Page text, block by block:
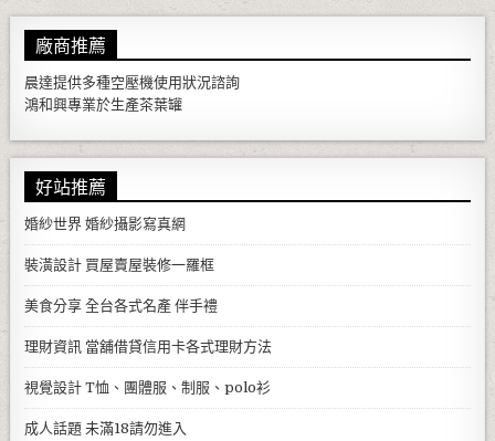
廠商推薦
晨達提供多種空壓機使用狀況諮詢
鴻和興專業於生產茶葉罐
好站推薦
婚紗世界 婚紗攝影寫真網
裝潢設計 買屋賣屋裝修一羅框
美食分享 全台各式名產 伴手禮
理財資訊 當舖借貸信用卡各式理財方法
視覺設計 T恤、團體服、制服、polo衫
成人話題 未滿18請勿進入